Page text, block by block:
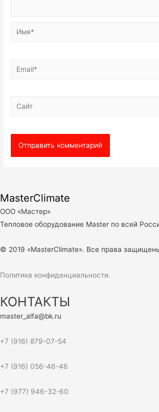
Имя*
Email*
Сайт
MasterClimate
ООО «Мастер»
Тепловое оборудование Master по всей
© 2019 «MasterClimate». Все права
Политика конфиденциальности.
КОНТАКТЫ
master_alfa@bk.ru
+7 (916) 879-07-54
+7 (916) 056-46-46
+7 (977) 946-32-60